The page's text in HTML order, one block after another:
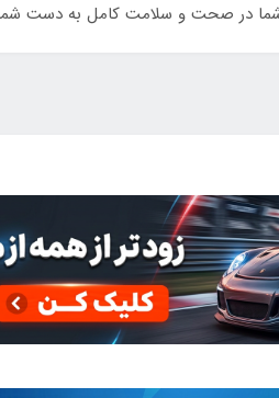
شما در صحت و سلامت کامل به دست